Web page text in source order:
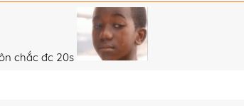
chắc đc 20s